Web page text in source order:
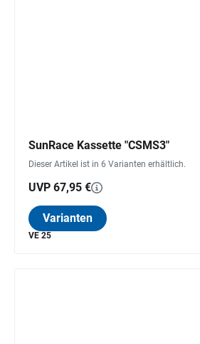
SunRace Kassette "CSMS3"
Dieser Artikel ist in 6 Varianten erhältlich.
UVP 67,95 €
Varianten
VE 25